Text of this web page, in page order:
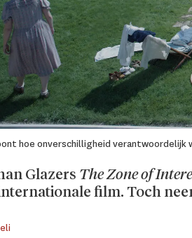
hoe onverschilligheid verantwoordelijk
Glazers The Zone of
film. Toch